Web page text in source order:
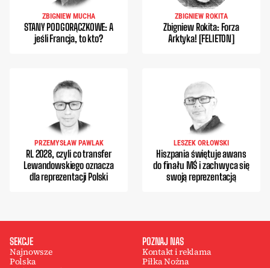
ZBIGNIEW MUCHA
STANY PODGORĄCZKOWE: A
jeśli Francja, to kto?
ZBIGNIEW ROKITA
Zbigniew Rokita: Forza
Arktyka! [FELIETON]
PRZEMYSŁAW PAWLAK
RL 2028, czyli co transfer
Lewandowskiego oznacza
dla reprezentacji Polski
LESZEK ORŁOWSKI
Hiszpania świętuje awans
do finału MŚ i zachwyca się
swoją reprezentacją
SEKCJE
Najnowsze
Polska
POZNAJ NAS
Kontakt i reklama
Piłka Nożna